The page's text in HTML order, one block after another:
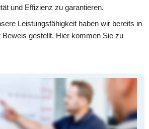
und Effizienz zu garantieren.
Leistungsfähigkeit haben wir bereits in
Beweis gestellt. Hier kommen Sie zu